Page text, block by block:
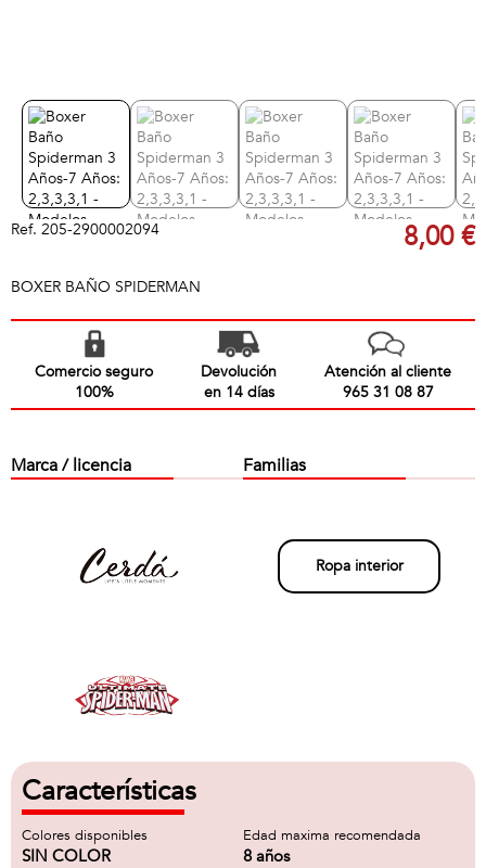
Ref. 205-2900002094 8,00 €
BOXER BAÑO SPIDERMAN
Comercio seguro
100%
Devolución
en 14 días
Atención al cliente
965 31 08 87
Marca / licencia Familias
Ropa interior
Características
Colores disponibles
SIN COLOR
Edad maxima recomendada
8 años